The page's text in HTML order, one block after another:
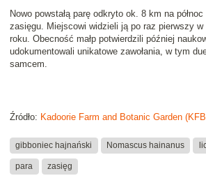
Nowo powstałą parę odkryto ok. 8 km na
zasięgu. Miejscowi widzieli ją po raz pierwszy w
roku. Obecność małp potwierdzili później
udokumentowali unikatowe zawołania, w tym
samcem.
Źródło: Kadoorie Farm and Botanic Garden
gibboniec hajnański Nomascus hainanus
para zasięg